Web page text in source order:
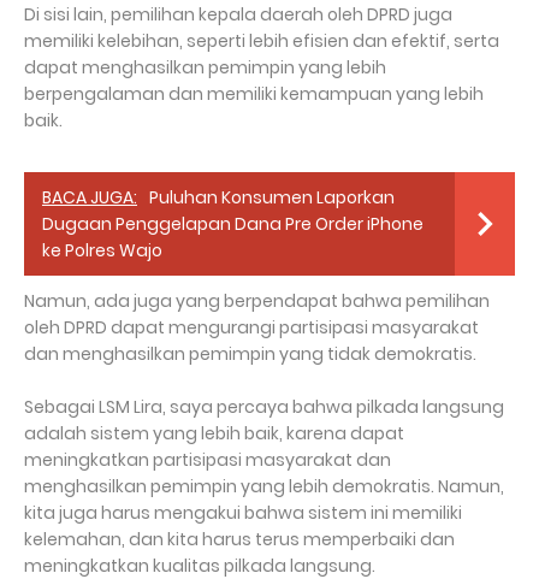
Di sisi lain, pemilihan kepala daerah oleh DPRD juga
memiliki kelebihan, seperti lebih efisien dan efektif, serta
dapat menghasilkan pemimpin yang lebih
berpengalaman dan memiliki kemampuan yang lebih
baik.
BACA JUGA: Puluhan Konsumen Laporkan
Dugaan Penggelapan Dana Pre Order iPhone
ke Polres Wajo
Namun, ada juga yang berpendapat bahwa pemilihan
oleh DPRD dapat mengurangi partisipasi masyarakat
dan menghasilkan pemimpin yang tidak demokratis.
Sebagai LSM Lira, saya percaya bahwa pilkada langsung
adalah sistem yang lebih baik, karena dapat
meningkatkan partisipasi masyarakat dan
menghasilkan pemimpin yang lebih demokratis. Namun,
kita juga harus mengakui bahwa sistem ini memiliki
kelemahan, dan kita harus terus memperbaiki dan
meningkatkan kualitas pilkada langsung.